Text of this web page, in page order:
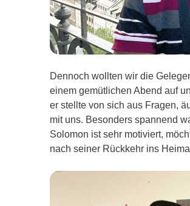
Dennoch wollten wir die
einem gemütlichen Abend auf
er stellte von sich aus Fragen,
mit uns. Besonders spannend
Solomon ist sehr motiviert,
nach seiner Rückkehr ins